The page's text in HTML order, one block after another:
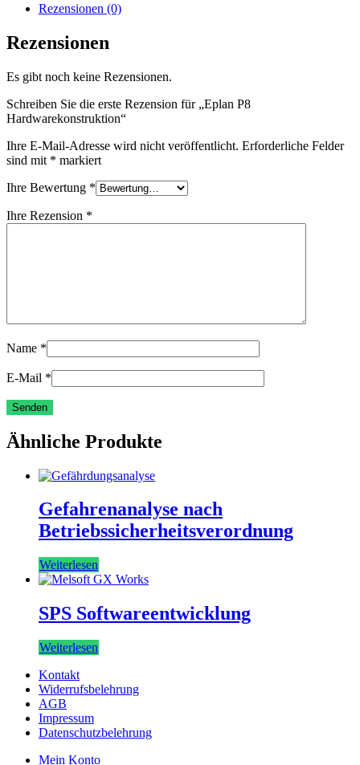
Rezensionen (0)
Rezensionen
Es gibt noch keine Rezensionen.
Schreiben Sie die erste Rezension für „Eplan P8
Hardwarekonstruktion“
Ihre E-Mail-Adresse wird nicht veröffentlicht. Erforderliche Felder
sind mit * markiert
Ihre Bewertung *
Ihre Rezension *
Name *
E-Mail *
Ähnliche Produkte
Gefahrenanalyse nach
Betriebssicherheitsverordnung
Weiterlesen
SPS Softwareentwicklung
Weiterlesen
Kontakt
Widerrufsbelehrung
AGB
Impressum
Datenschutzbelehrung
Mein Konto